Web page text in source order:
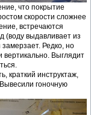
что покрытие
скорости сложнее
встречаются
(воду выдавливает из
Редко, но
вертикально. Выглядит
краткий инструктаж,
гоночную